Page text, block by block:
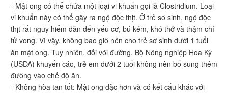
- Mật ong có thể chứa một loại vi khuẩn gọi là Clostridium. Loại
vi khuẩn này có thể gây ra ngộ độc thịt. Ở trẻ sơ sinh, ngộ độc
thịt rất nguy hiểm dẫn đến yếu cơ, bú kém, khó thở và thậm chí
tử vong. Vì vậy, không bao giờ nên cho trẻ sơ sinh dưới 1 tuổi
ăn mật ong. Tuy nhiên, đối với đường, Bộ Nông nghiệp Hoa Kỳ
(USDA) khuyến cáo, trẻ em dưới 2 tuổi không nên bổ sung thêm
đường vào chế độ ăn.
- Không hòa tan tốt: Mật ong đặc hơn và có kết cấu khác với